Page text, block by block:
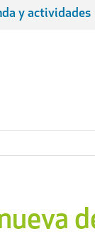
y actividades